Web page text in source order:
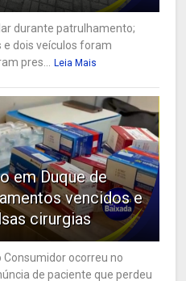
durante patrulhamento;
dois veículos foram
pres...
Leia Mais
em Duque de
vencidos e
cirurgias
Consumidor ocorreu no
de paciente que perdeu